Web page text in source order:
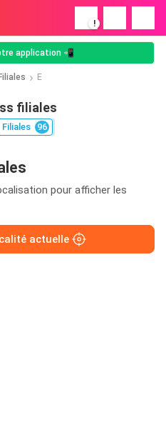
!
application 📲
E
filiales
Filiales 96
pour afficher les
actuelle